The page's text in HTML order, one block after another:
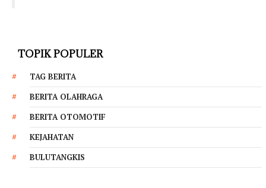
TOPIK POPULER
TAG BERITA
BERITA OLAHRAGA
BERITA OTOMOTIF
KEJAHATAN
BULUTANGKIS